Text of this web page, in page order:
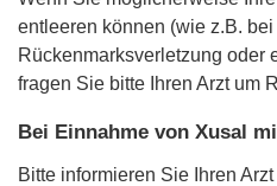
entleeren können (wie z.B.
Rückenmarksverletzung oder
fragen Sie bitte Ihren Arzt um
Bei Einnahme von Xusal
Bitte informieren Sie Ihren